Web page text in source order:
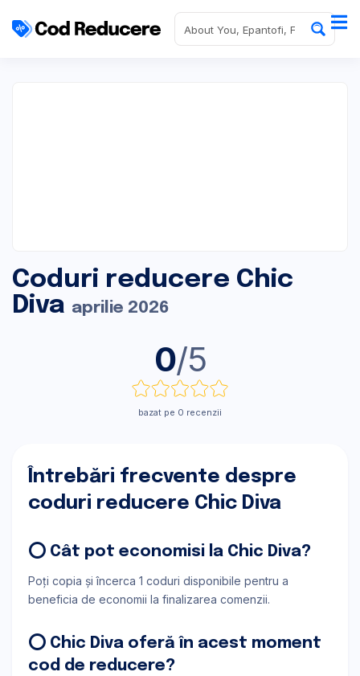
Coduri reducere Chic
Diva aprilie 2026
0/5
bazat pe 0 recenzii
Întrebări frecvente despre
coduri reducere Chic Diva
⭕ Cât pot economisi la Chic Diva?
Poți copia și încerca 1 coduri disponibile pentru a
beneficia de economii la finalizarea comenzii.
⭕ Chic Diva oferă în acest moment
cod de reducere?